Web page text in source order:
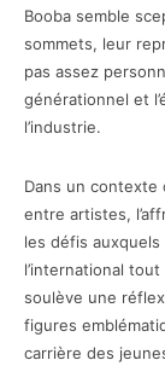
Booba semble
sommets, leur
pas assez
générationnel et
l’industrie.
Dans un contexte
entre artistes,
les défis
l’international
soulève une
figures
carrière des